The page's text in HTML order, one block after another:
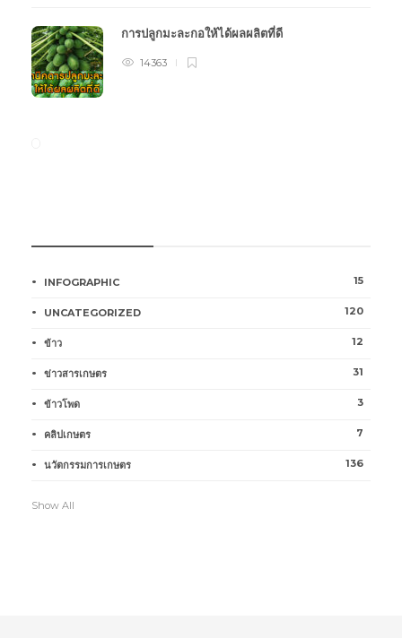
การปลูกมะละกอให้ได้ผลผลิตที่ดี
14363
INFOGRAPHIC 15
UNCATEGORIZED 120
ข้าว 12
ข่าวสารเกษตร 31
ข้าวโพด 3
คลิปเกษตร 7
นวัตกรรมการเกษตร 136
Show All